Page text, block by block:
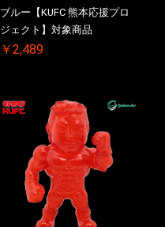
ブルー【KUFC 熊本応援プロ
ジェクト】対象商品
￥2,489